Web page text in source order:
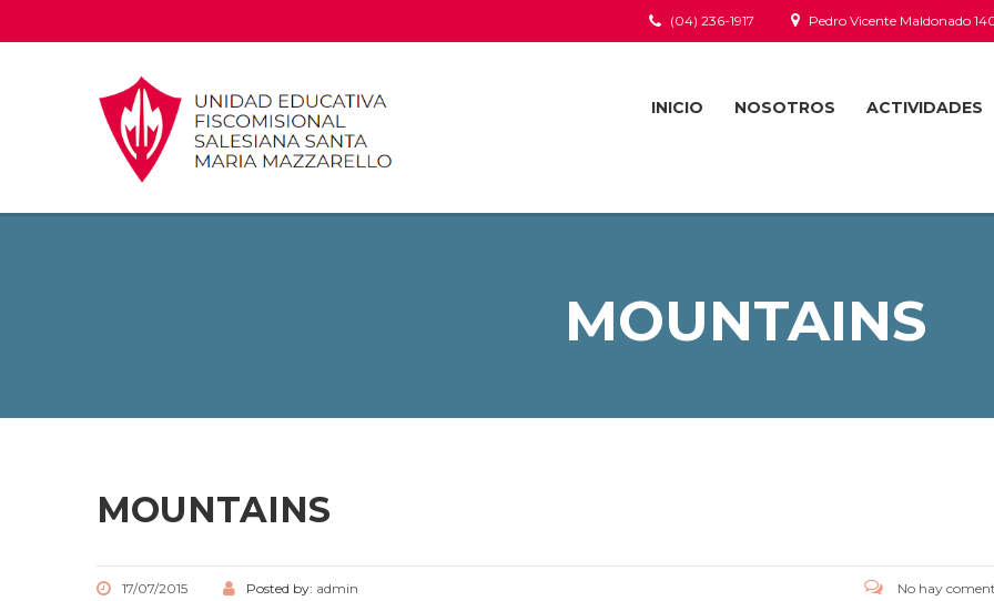
Pedro Vicente Maldonado
(04) 236-1917
INICIO NOSOTROS ACTIVIDADES
MOUNTAINS
MOUNTAINS
17/07/2015 Posted by: admin No hay